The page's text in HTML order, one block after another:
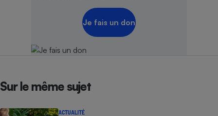
Je fais un don
Sur le même sujet
ACTUALITÉ